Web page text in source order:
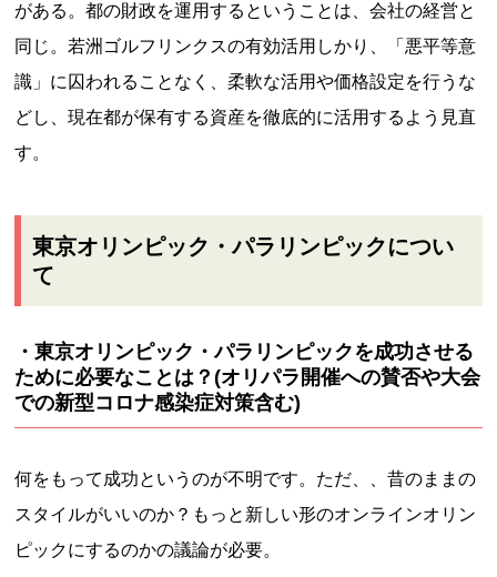
がある。都の財政を運用するということは、会社の経営と
同じ。若洲ゴルフリンクスの有効活用しかり、「悪平等意
識」に囚われることなく、柔軟な活用や価格設定を行うな
どし、現在都が保有する資産を徹底的に活用するよう見直
す。
東京オリンピック・パラリンピックについ
て
・東京オリンピック・パラリンピックを成功させる
ために必要なことは？(オリパラ開催への賛否や大会
での新型コロナ感染症対策含む)
何をもって成功というのが不明です。ただ、、昔のままの
スタイルがいいのか？もっと新しい形のオンラインオリン
ピックにするのかの議論が必要。